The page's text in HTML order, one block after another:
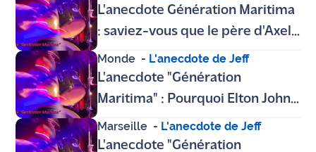
tube "Maneater"
L'anecdote Génération Maritima
: saviez-vous que le père d'Axel
Bauer était la "voix de la
Résistance" sur Radio Londres ?
Monde - L'anecdote de Jeff
L'anecdote "Génération
Maritima" : Pourquoi Elton John
et les Pink Floyd adoraient-ils
enregistrer en France ?
Marseille - L'anecdote de Jeff
L'anecdote "Génération